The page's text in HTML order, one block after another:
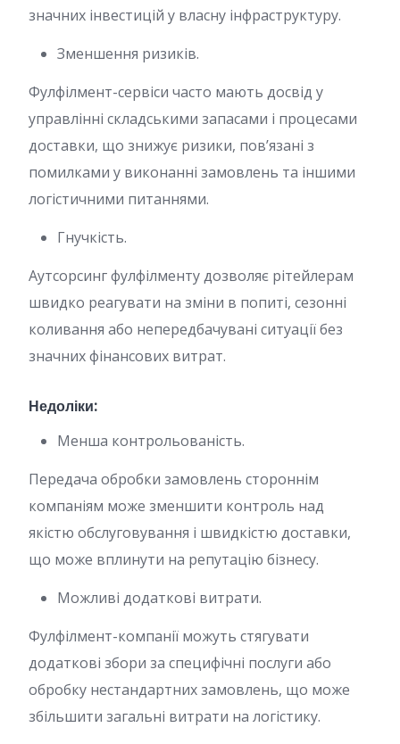
значних інвестицій у власну інфраструктуру.
Зменшення ризиків.
Фулфілмент-сервіси часто мають досвід у
управлінні складськими запасами і процесами
доставки, що знижує ризики, пов’язані з
помилками у виконанні замовлень та іншими
логістичними питаннями.
Гнучкість.
Аутсорсинг фулфілменту дозволяє рітейлерам
швидко реагувати на зміни в попиті, сезонні
коливання або непередбачувані ситуації без
значних фінансових витрат.
Недоліки:
Менша контрольованість.
Передача обробки замовлень стороннім
компаніям може зменшити контроль над
якістю обслуговування і швидкістю доставки,
що може вплинути на репутацію бізнесу.
Можливі додаткові витрати.
Фулфілмент-компанії можуть стягувати
додаткові збори за специфічні послуги або
обробку нестандартних замовлень, що може
збільшити загальні витрати на логістику.